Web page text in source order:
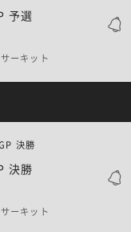
予選
ーキット
決勝
決勝
ーキット